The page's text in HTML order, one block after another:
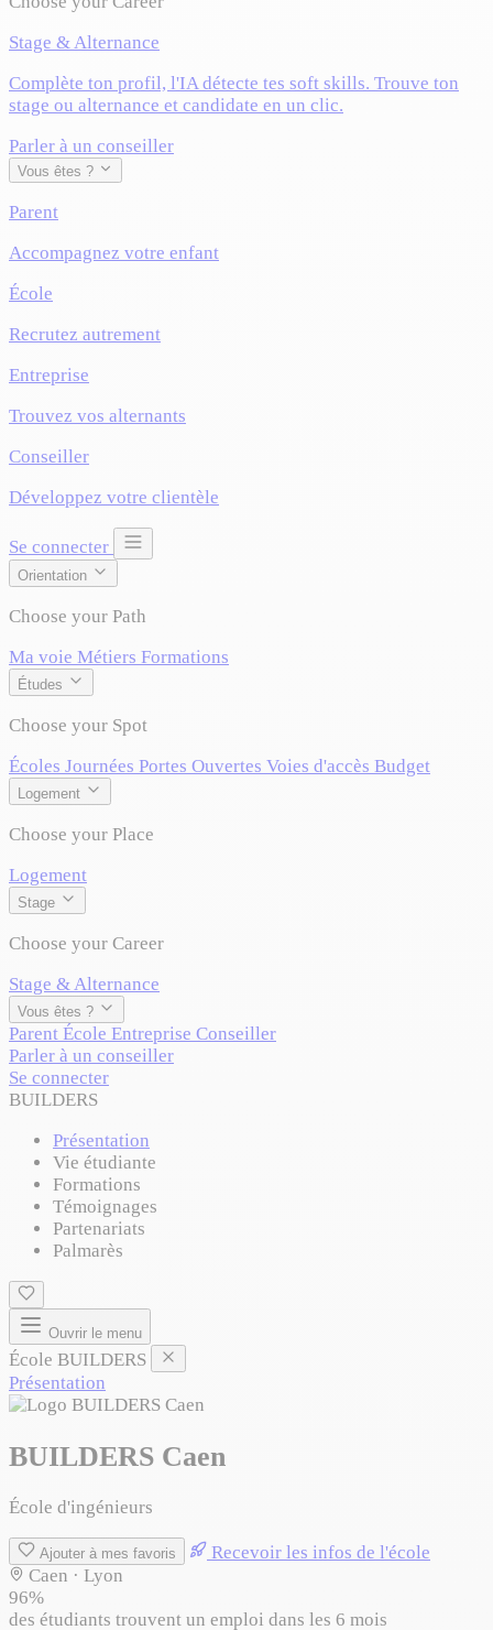
Stage & Alternance
Complète ton profil, l'IA détecte tes soft skills. Trouve ton
stage ou alternance et candidate en un clic.
Parler à un conseiller
Vous êtes ?
Parent
Accompagnez votre enfant
École
Recrutez autrement
Entreprise
Trouvez vos alternants
Conseiller
Développez votre clientèle
Se connecter
Orientation
Choose your Path
Ma voie Métiers Formations
Études
Choose your Spot
Écoles Journées Portes Ouvertes Voies d'accès Budget
Logement
Choose your Place
Logement
Stage
Choose your Career
Stage & Alternance
Vous êtes ?
Parent École Entreprise Conseiller
Parler à un conseiller
Se connecter
BUILDERS
Présentation
Vie étudiante
Formations
Témoignages
Partenariats
Palmarès
Ouvrir le menu
École BUILDERS
Présentation
BUILDERS Caen
École d'ingénieurs
Ajouter à mes favoris
Recevoir les infos de l'école
Caen · Lyon
96%
des étudiants trouvent un emploi dans les 6 mois